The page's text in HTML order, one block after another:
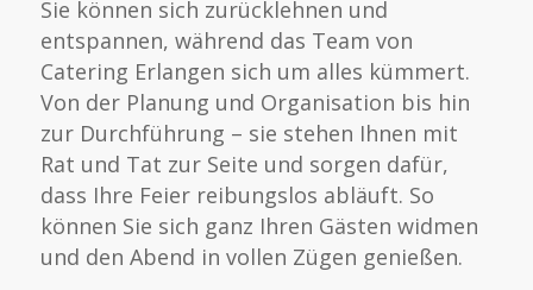
Sie können sich zurücklehnen und
entspannen, während das Team von
Catering Erlangen sich um alles kümmert.
Von der Planung und Organisation bis hin
zur Durchführung – sie stehen Ihnen mit
Rat und Tat zur Seite und sorgen dafür,
dass Ihre Feier reibungslos abläuft. So
können Sie sich ganz Ihren Gästen widmen
und den Abend in vollen Zügen genießen.